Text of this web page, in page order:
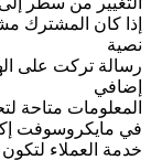
إذا كان المشترك
نصية
رسالة تركت على
إضافي
المعلومات متاحة
في مايكروسوفت
خدمة العملاء لتكون